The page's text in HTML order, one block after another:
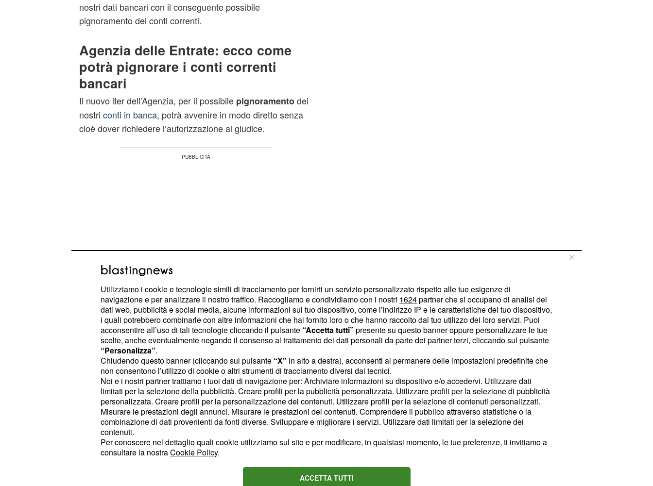
nostri dati bancari con il conseguente possibile
pignoramento dei conti correnti.
Agenzia delle Entrate: ecco come
potrà pignorare i conti correnti
bancari
Il nuovo iter dell’Agenzia, per il possibile pignoramentodei
nostri conti in banca, potrà avvenire in modo diretto senza
cioè dover richiedere l’autorizzazione al giudice.
Le somme presenti sul conto del debitore saranno bloccate
e immediatamente rigirate nelle casse del Fisco, per andare
a coprire gli importi di cui il contribuente risulta in difetto.
L’Agenzia addetta alla riscossione potrà avere accesso
anche alla banca dati dell’Inps, allo scopo di poter avere
informazioni, nel dettaglio, inerenti al rapporto di lavoro del
soggetto debitore e poter procedere anche al pignoramento
del suo stipendio, la sua pensione e le indennità di cui
beneficia.
Pignoramento dell’Agenzia delle
Entrate: come è possibile difendersi
Utilizziamo i cookie e tecnologie simili di tracciamento per fornirti un servizio personalizzato rispetto alle tue esigenze di
navigazione e per analizzare il nostro traffico. Raccogliamo e condividiamo con i nostri 1624partner che si occupano di analisi dei
dati web, pubblicità e social media, alcune informazioni sul tuo dispositivo, come l’indirizzo IP e le caratteristiche del tuo dispositivo,
i quali potrebbero combinarle con altre informazioni che hai fornito loro o che hanno raccolto dal tuo utilizzo dei loro servizi. Puoi
acconsentire all’uso di tali tecnologie cliccando il pulsante “Accetta tutti” presente su questo banner oppure personalizzare le tue
scelte, anche eventualmente negando il consenso al trattamento dei dati personali da parte dei partner terzi, cliccando sul pulsante
“Personalizza”.
Chiudendo questo banner (cliccando sul pulsante “X” in alto a destra), acconsenti al permanere delle impostazioni predefinite che
non consentono l’utilizzo di cookie o altri strumenti di tracciamento diversi dai tecnici.
Noi e i nostri partner trattiamo i tuoi dati di navigazione per: Archiviare informazioni su dispositivo e/o accedervi. Utilizzare dati
limitati per la selezione della pubblicità. Creare profili per la pubblicità personalizzata. Utilizzare profili per la selezione di pubblicità
personalizzata. Creare profili per la personalizzazione dei contenuti. Utilizzare profili per la selezione di contenuti personalizzati.
Misurare le prestazioni degli annunci. Misurare le prestazioni dei contenuti. Comprendere il pubblico attraverso statistiche o la
combinazione di dati provenienti da fonti diverse. Sviluppare e migliorare i servizi. Utilizzare dati limitati per la selezione dei
contenuti.
Per conoscere nel dettaglio quali cookie utilizziamo sul sito e per modificare, in qualsiasi momento, le tue preferenze, ti invitiamo a
consultare la nostraCookie Policy.
ACCETTA TUTTI